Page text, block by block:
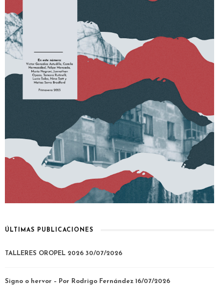
ÚLTIMAS PUBLICACIONES
TALLERES OROPEL 2026 30/07/2026
Signo o hervor – Por Rodrigo Fernández 16/07/2026